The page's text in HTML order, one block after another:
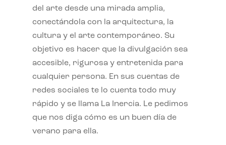
del arte desde una mirada amplia,
conectándola con la arquitectura, la
cultura y el arte contemporáneo. Su
objetivo es hacer que la divulgación sea
accesible, rigurosa y entretenida para
cualquier persona. En sus cuentas de
redes sociales te lo cuenta todo muy
rápido y se llama La Inercia. Le pedimos
que nos diga cómo es un buen día de
verano para ella.